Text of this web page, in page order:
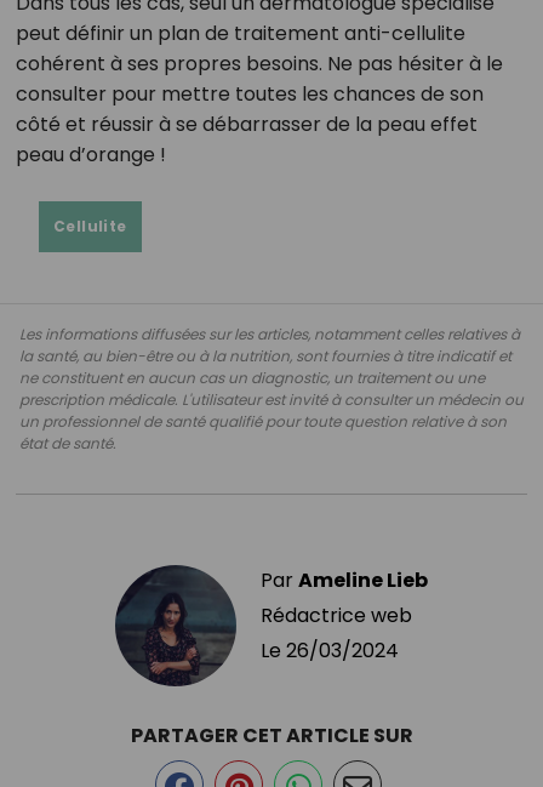
peut définir un plan de traitement anti-cellulite
cohérent à ses propres besoins. Ne pas hésiter à le
consulter pour mettre toutes les chances de son
côté et réussir à se débarrasser de la peau effet
peau d’orange !
Cellulite
Les informations diffusées sur les articles, notamment celles relatives à
la santé, au bien-être ou à la nutrition, sont fournies à titre indicatif et
ne constituent en aucun cas un diagnostic, un traitement ou une
prescription médicale. L'utilisateur est invité à consulter un médecin ou
un professionnel de santé qualifié pour toute question relative à son
état de santé.
ParAmeline Lieb
Rédactrice web
Le 26/03/2024
PARTAGER CET ARTICLE SUR